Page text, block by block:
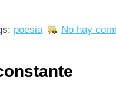
poesia No hay